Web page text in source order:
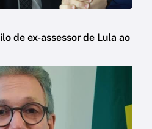
de ex-assessor de Lula ao